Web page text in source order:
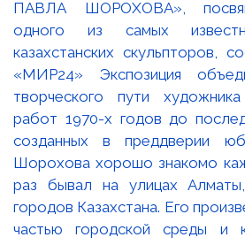
ПАВЛА ШОРОХОВА»,
одного из самых
казахстанских скульпторов,
«МИР24» Экспозиция
творческого пути
работ 1970-х годов до
созданных в преддверии
Шорохова хорошо знакомо
раз бывал на улицах
городов Казахстана. Его
частью городской среды и